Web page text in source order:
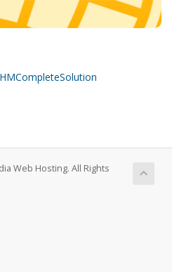
Web Hosting. All Rights